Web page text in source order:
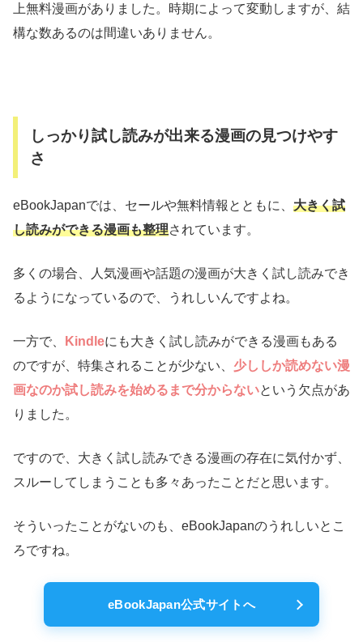
上無料漫画がありました。時期によって変動しますが、結
構な数あるのは間違いありません。
しっかり試し読みが出来る漫画の見つけやす
さ
eBookJapanでは、セールや無料情報とともに、 大きく試
し読みができる漫画も整理されています。
多くの場合、人気漫画や話題の漫画が大きく試し読みでき
るようになっているので、うれしいんですよね。
一方で、 Kindleにも大きく試し読みができる漫画もある
のですが、特集されることが少ない、 少ししか読めない漫
画なのか試し読みを始めるまで分からないという欠点があ
りました。
ですので、大きく試し読みできる漫画の存在に気付かず、
スルーしてしまうことも多々あったことだと思います。
そういったことがないのも、eBookJapanのうれしいとこ
ろですね。
eBookJapan公式サイトへ